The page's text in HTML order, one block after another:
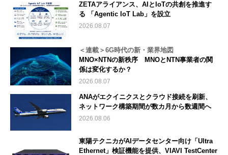
ZETAアライアンス、AIとIoTの共創を推進す
る 「Agentic IoT Lab」を設立
2026.08.07
＜連載＞6G時代の新・業界地図
MNO×NTNの新秩序 MNOとNTN事業者の関
係は変化するか？
2026.08.07
ANAがエクイニクスとクラウド接続を刷新、
ネットワーク構築期間が数カ月から数週間へ
2026.08.06
東陽テクニカがAIデータセンター向け「Ultra
Ethernet」検証機能を提供、VIAVI TestCenter